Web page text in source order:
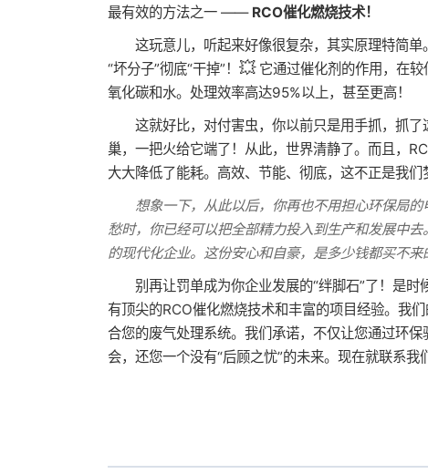
最有效的方法之一 —— RCO催化燃烧技术！
这玩意儿，听起来好像很复杂，其实原理特简
“坏分子”彻底“干掉”！ 💥它通过催化剂的作用，在
氧化碳和水。处理效率高达95%以上，甚至更高！
这就好比，对付害虫，你以前只是用手抓，抓
巢，一把火给它端了！从此，世界清静了。而且，
大大降低了能耗。高效、节能、彻底，这不正是我们
想象一下，从此以后，你再也不用担心环保局
愁时，你已经可以把全部精力投入到生产和发展中
的现代化企业。这份安心和自豪，是多少钱都买不来
别再让罚单成为你企业发展的“绊脚石”了！是
有顶尖的RCO催化燃烧技术和丰富的项目经验。我
合您的废气处理系统。我们承诺，不仅让您通过环
会，还您一个没有“后顾之忧”的未来。现在就联系我